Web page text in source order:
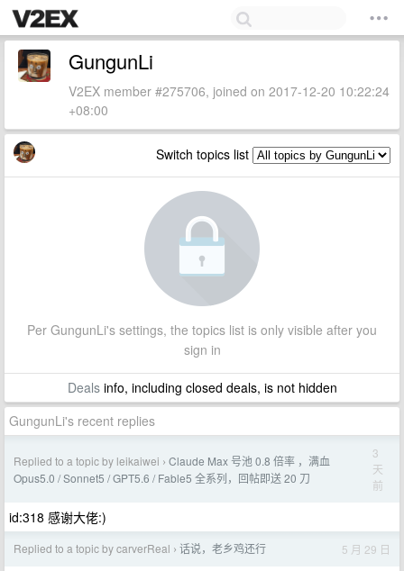
GungunLi
V2EX member #275706, joined on 2017-12-20 10:22:24
+08:00
Switch topics list
Per GungunLi's settings, the topics list is only visible after you
sign in
Dealsinfo, including closed deals, is not hidden
GungunLi's recent replies
Replied to a topic by leikaiwei › Claude Max 号池 0.8 倍率 ，满血
Opus5.0 / Sonnet5 / GPT5.6 / Fable5 全系列，回帖即送 20 刀
3
天
前
id:318 感谢大佬:)
Replied to a topic by carverReal › 话说，老乡鸡还行 5 月 29 日